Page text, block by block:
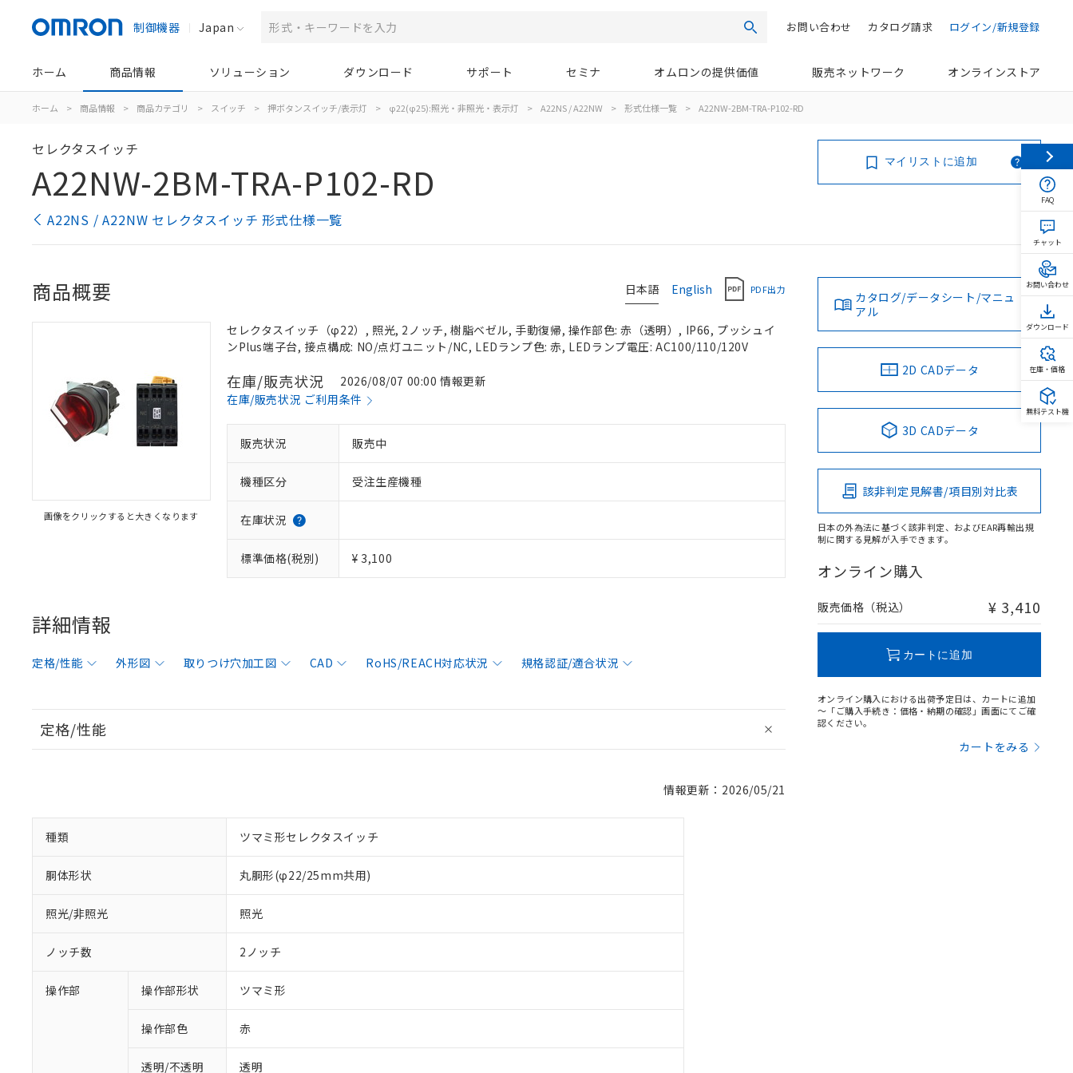
制御機器 Japan 検索 ログイン/新規登録
カタログ請求
お問い合わせ
ホーム 商品情報 ソリューション ダウンロード サポート セミナ オムロンの提供価値 販売ネットワーク オンラインストア
ホーム > 商品情報 > 商品カテゴリ > スイッチ > 押ボタンスイッチ/表示灯 > φ22(φ25):照光・非照光・表示灯 > A22NS / A22NW > 形式仕様一覧 > A22NW-2BM-TRA-P102-RD
セレクタスイッチ
A22NW-2BM-TRA-P102-RD
A22NS / A22NW セレクタスイッチ 形式仕様一覧
マイリストに追加
日本語 English PDF出力
商品概要
画像をクリックすると大きくなります
セレクタスイッチ（φ22）, 照光, 2ノッチ, 樹脂ベゼル, 手動復帰, 操作部色: 赤（透明）, IP66, プッシュイ
ンPlus端子台, 接点構成: NO/点灯ユニット/NC, LEDランプ色: 赤, LEDランプ電圧: AC100/110/120V
在庫/販売状況
2026/08/07 00:00 情報更新
在庫/販売状況 ご利用条件
販売状況 販売中
機種区分 受注生産機種
在庫状況
標準価格(税別) ¥ 3,100
詳細情報
定格/性能 外形図 取りつけ穴加工図 CAD RoHS/REACH対応状況 規格認証/適合状況
定格/性能
情報更新：2026/05/21
種類 ツマミ形セレクタスイッチ
胴体形状 丸胴形(φ22/25mm共用)
照光/非照光 照光
ノッチ数 2ノッチ
操作部 操作部形状 ツマミ形
操作部色 赤
透明/不透明 透明
カタログ/データシート/マニュ
アル
2D CADデータ
3D CADデータ
該非判定見解書/項目別対比表
日本の外為法に基づく該非判定、およびEAR再輸出規
制に関する見解が入手できます。
オンライン購入
販売価格（税込） ¥ 3,410
カートに追加
オンライン購入における出荷予定日は、カートに追加
～「ご購入手続き：価格・納期の確認」画面にてご確
認ください。
カートをみる
FAQ
チャット
お問い合わせ
ダウンロード
在庫・価格
無料テスト機